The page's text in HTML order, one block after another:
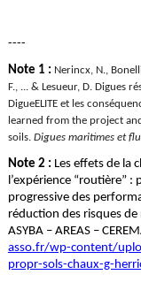
----
Note 1 : Nerincx, N.,
F., ... & Lesueur, D. Digues
DigueELITE et les
learned from the project
soils. Digues maritimes et
Note 2 : Les effets de la
l’expérience “routière”
progressive des
réduction des risques
ASYBA – AREAS –
asso.fr/wp-content/
propr-sols-chaux-g-